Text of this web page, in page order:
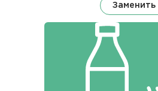
Заменить